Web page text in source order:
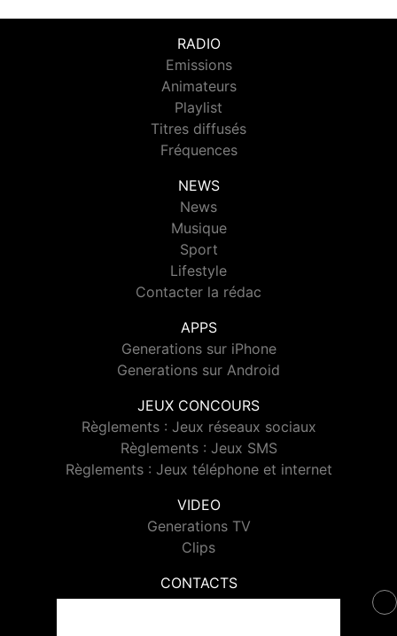
RADIO
Emissions
Animateurs
Playlist
Titres diffusés
Fréquences
NEWS
News
Musique
Sport
Lifestyle
Contacter la rédac
APPS
Generations sur iPhone
Generations sur Android
JEUX CONCOURS
Règlements : Jeux réseaux sociaux
Règlements : Jeux SMS
Règlements : Jeux téléphone et internet
VIDEO
Generations TV
Clips
CONTACTS
Contacter Generations